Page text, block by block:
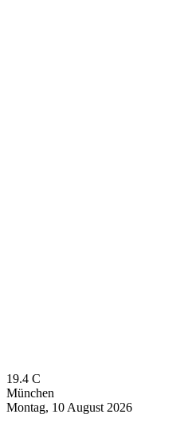
19.4 C
München
Montag, 10 August 2026